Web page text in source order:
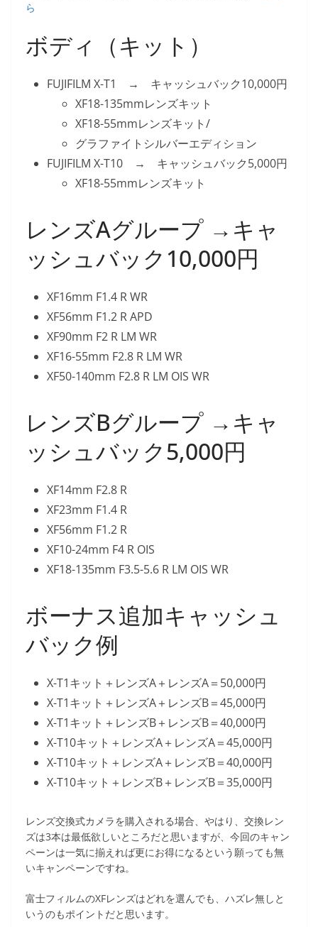
ら
ボディ（キット）
FUJIFILM X-T1 → キャッシュバック10,000円
XF18-135mmレンズキット
XF18-55mmレンズキット/
グラファイトシルバーエディション
FUJIFILM X-T10 → キャッシュバック5,000円
XF18-55mmレンズキット
レンズAグループ →キャ
ッシュバック10,000円
XF16mm F1.4 R WR
XF56mm F1.2 R APD
XF90mm F2 R LM WR
XF16-55mm F2.8 R LM WR
XF50-140mm F2.8 R LM OIS WR
レンズBグループ →キャ
ッシュバック5,000円
XF14mm F2.8 R
XF23mm F1.4 R
XF56mm F1.2 R
XF10-24mm F4 R OIS
XF18-135mm F3.5-5.6 R LM OIS WR
ボーナス追加キャッシュ
バック例
X-T1キット＋レンズA＋レンズA＝50,000円
X-T1キット＋レンズA＋レンズB＝45,000円
X-T1キット＋レンズB＋レンズB＝40,000円
X-T10キット＋レンズA＋レンズA＝45,000円
X-T10キット＋レンズA＋レンズB＝40,000円
X-T10キット＋レンズB＋レンズB＝35,000円
レンズ交換式カメラを購入される場合、やはり、交換レン
ズは3本は最低欲しいところだと思いますが、今回のキャン
ペーンは一気に揃えれば更にお得になるという願っても無
いキャンペーンですね。
富士フィルムのXFレンズはどれを選んでも、ハズレ無しと
いうのもポイントだと思います。